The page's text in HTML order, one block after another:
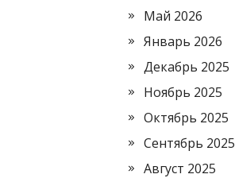
Май 2026
Январь 2026
Декабрь 2025
Ноябрь 2025
Октябрь 2025
Сентябрь 2025
Август 2025